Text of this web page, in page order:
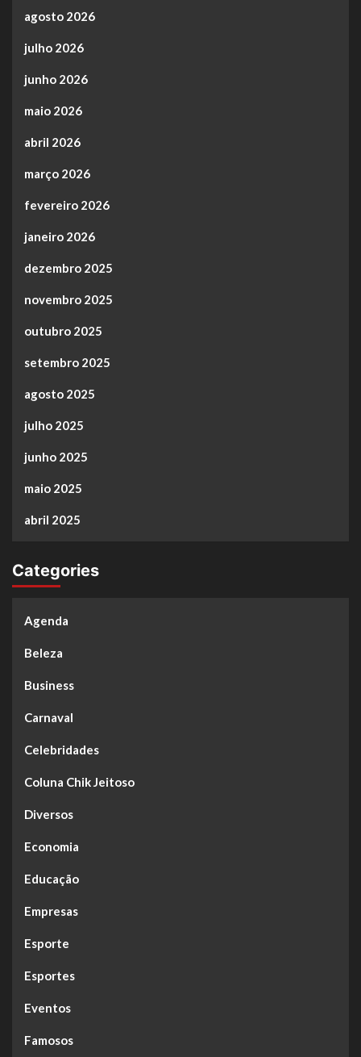
agosto 2026
julho 2026
junho 2026
maio 2026
abril 2026
março 2026
fevereiro 2026
janeiro 2026
dezembro 2025
novembro 2025
outubro 2025
setembro 2025
agosto 2025
julho 2025
junho 2025
maio 2025
abril 2025
Categories
Agenda
Beleza
Business
Carnaval
Celebridades
Coluna Chik Jeitoso
Diversos
Economia
Educação
Empresas
Esporte
Esportes
Eventos
Famosos